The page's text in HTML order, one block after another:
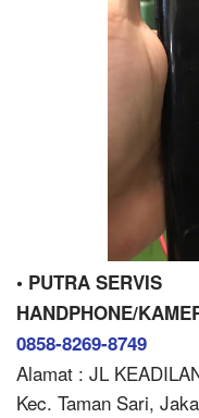
• PUTRA SERVIS
HANDPHONE/
0858-8269-8749
Alamat : JL
Kec. Taman Sari,